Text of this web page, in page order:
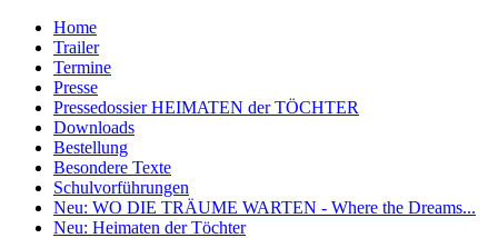
Home
Trailer
Termine
Presse
Pressedossier HEIMATEN der TÖCHTER
Downloads
Bestellung
Besondere Texte
Schulvorführungen
Neu: WO DIE TRÄUME WARTEN - Where the Dreams...
Neu: Heimaten der Töchter